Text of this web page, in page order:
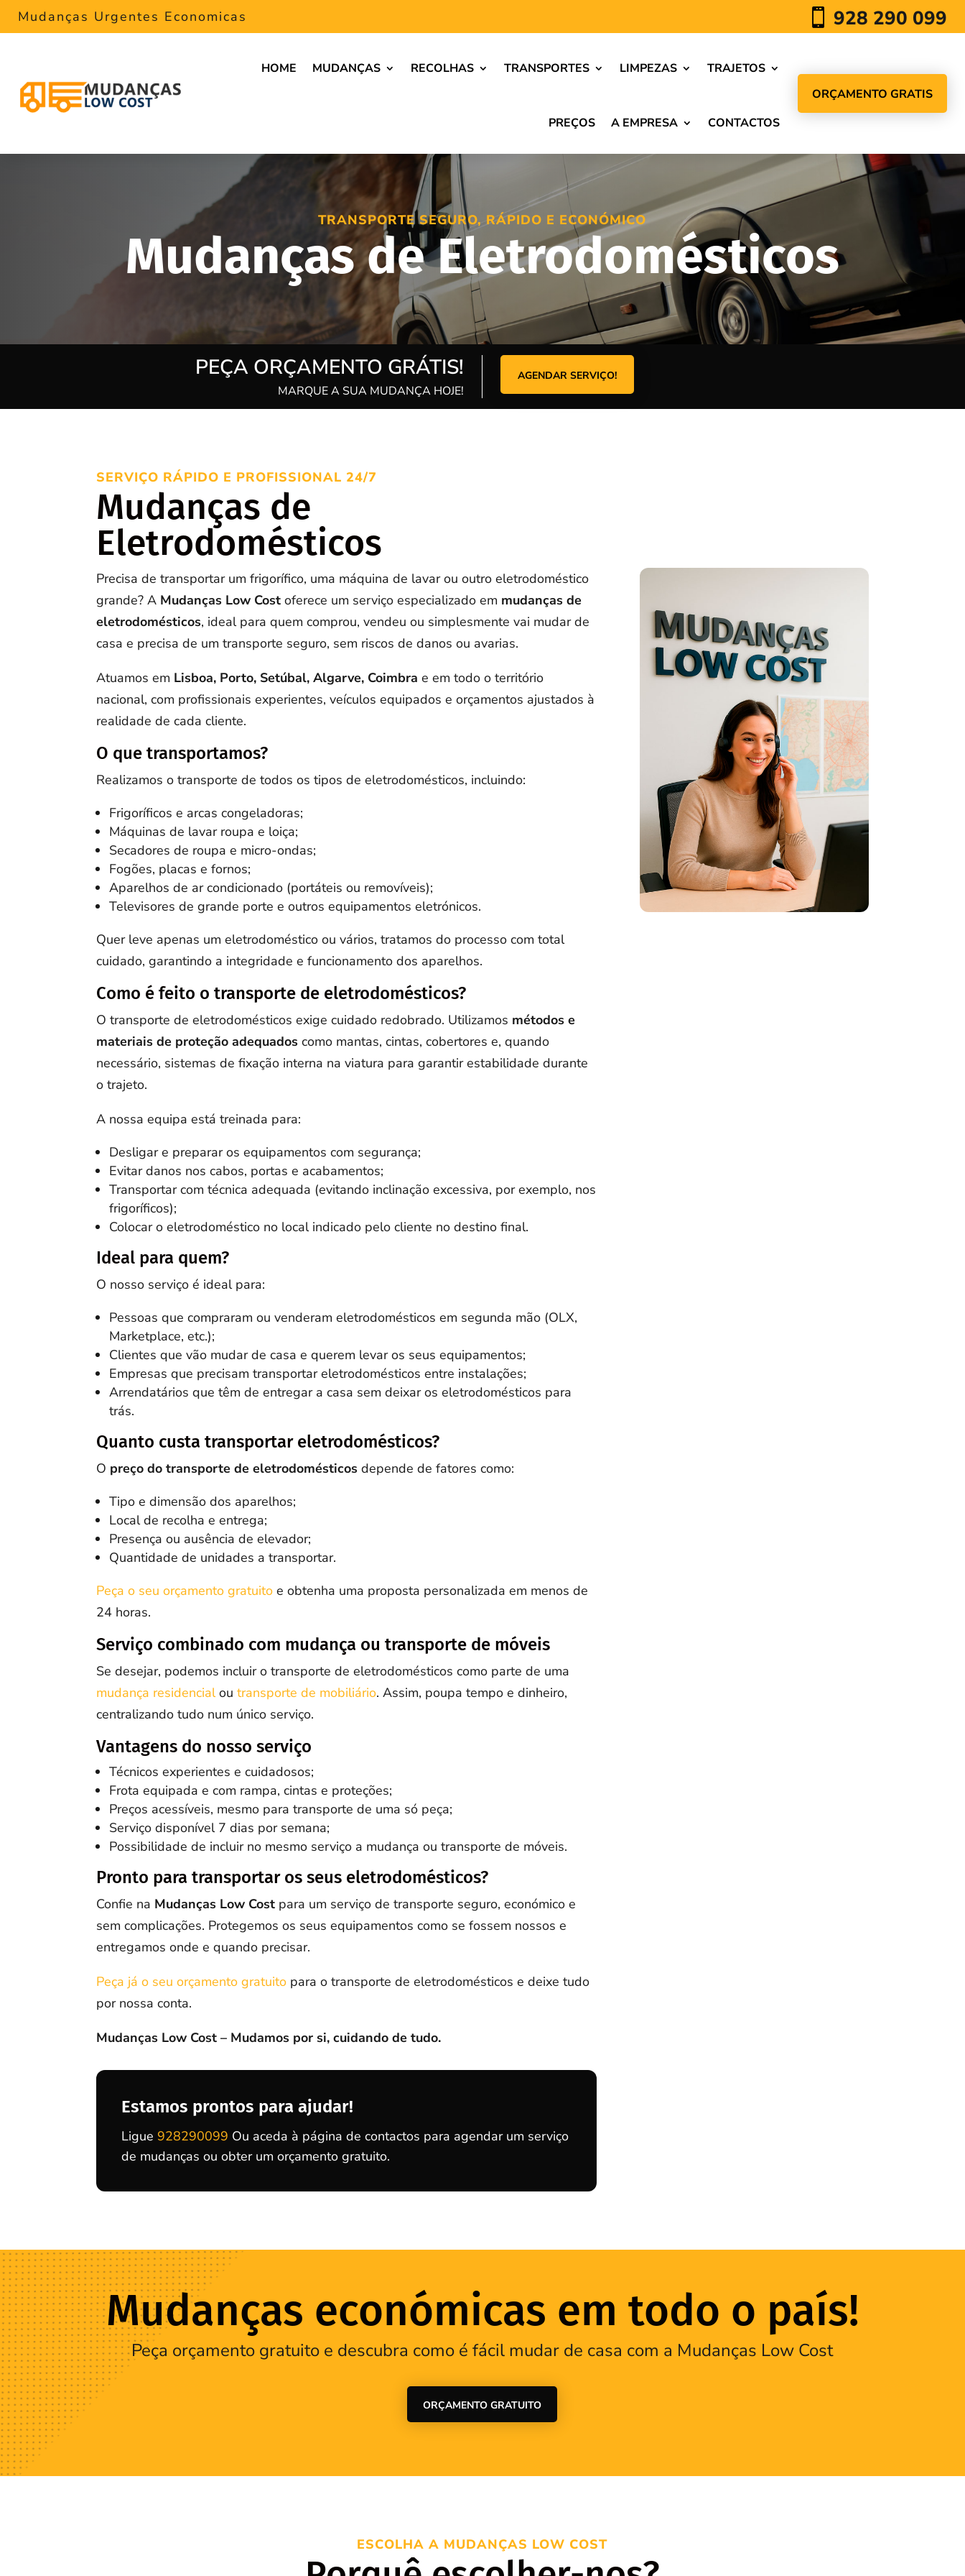
Mudanças Urgentes Economicas  928 290 099
HOME MUDANÇAS RECOLHAS TRANSPORTES LIMPEZAS TRAJETOS
PREÇOS A EMPRESA CONTACTOS
ORÇAMENTO GRATIS
TRANSPORTE SEGURO, RÁPIDO E ECONÓMICO
Mudanças de Eletrodomésticos
PEÇA ORÇAMENTO GRÁTIS!
MARQUE A SUA MUDANÇA HOJE!
AGENDAR SERVIÇO!
SERVIÇO RÁPIDO E PROFISSIONAL 24/7
Mudanças de
Eletrodomésticos
Precisa de transportar um frigorífico, uma máquina de lavar ou outro eletrodoméstico
grande? A Mudanças Low Cost oferece um serviço especializado em mudanças de
eletrodomésticos, ideal para quem comprou, vendeu ou simplesmente vai mudar de
casa e precisa de um transporte seguro, sem riscos de danos ou avarias.
Atuamos em Lisboa, Porto, Setúbal, Algarve, Coimbra e em todo o território
nacional, com profissionais experientes, veículos equipados e orçamentos ajustados à
realidade de cada cliente.
O que transportamos?
Realizamos o transporte de todos os tipos de eletrodomésticos, incluindo:
Frigoríficos e arcas congeladoras;
Máquinas de lavar roupa e loiça;
Secadores de roupa e micro-ondas;
Fogões, placas e fornos;
Aparelhos de ar condicionado (portáteis ou removíveis);
Televisores de grande porte e outros equipamentos eletrónicos.
Quer leve apenas um eletrodoméstico ou vários, tratamos do processo com total
cuidado, garantindo a integridade e funcionamento dos aparelhos.
Como é feito o transporte de eletrodomésticos?
O transporte de eletrodomésticos exige cuidado redobrado. Utilizamos métodos e
materiais de proteção adequados como mantas, cintas, cobertores e, quando
necessário, sistemas de fixação interna na viatura para garantir estabilidade durante
o trajeto.
A nossa equipa está treinada para:
Desligar e preparar os equipamentos com segurança;
Evitar danos nos cabos, portas e acabamentos;
Transportar com técnica adequada (evitando inclinação excessiva, por exemplo, nos
frigoríficos);
Colocar o eletrodoméstico no local indicado pelo cliente no destino final.
Ideal para quem?
O nosso serviço é ideal para:
Pessoas que compraram ou venderam eletrodomésticos em segunda mão (OLX,
Marketplace, etc.);
Clientes que vão mudar de casa e querem levar os seus equipamentos;
Empresas que precisam transportar eletrodomésticos entre instalações;
Arrendatários que têm de entregar a casa sem deixar os eletrodomésticos para
trás.
Quanto custa transportar eletrodomésticos?
O preço do transporte de eletrodomésticos depende de fatores como:
Tipo e dimensão dos aparelhos;
Local de recolha e entrega;
Presença ou ausência de elevador;
Quantidade de unidades a transportar.
Peça o seu orçamento gratuito e obtenha uma proposta personalizada em menos de
24 horas.
Serviço combinado com mudança ou transporte de móveis
Se desejar, podemos incluir o transporte de eletrodomésticos como parte de uma
mudança residencialoutransporte de mobiliário. Assim, poupa tempo e dinheiro,
centralizando tudo num único serviço.
Vantagens do nosso serviço
Técnicos experientes e cuidadosos;
Frota equipada e com rampa, cintas e proteções;
Preços acessíveis, mesmo para transporte de uma só peça;
Serviço disponível 7 dias por semana;
Possibilidade de incluir no mesmo serviço a mudança ou transporte de móveis.
Pronto para transportar os seus eletrodomésticos?
Confie na Mudanças Low Cost para um serviço de transporte seguro, económico e
sem complicações. Protegemos os seus equipamentos como se fossem nossos e
entregamos onde e quando precisar.
Peça já o seu orçamento gratuito para o transporte de eletrodomésticos e deixe tudo
por nossa conta.
Mudanças Low Cost – Mudamos por si, cuidando de tudo.
Estamos prontos para ajudar!
Ligue 928290099 Ou aceda à página de contactos para agendar um serviço
de mudanças ou obter um orçamento gratuito.
Mudanças económicas em todo o país!
Peça orçamento gratuito e descubra como é fácil mudar de casa com a Mudanças Low Cost
ORÇAMENTO GRATUITO
ESCOLHA A MUDANÇAS LOW COST